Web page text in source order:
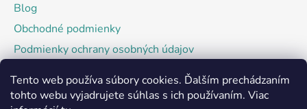
Tento web používa súbory cookies. Ďalším prechádzaním
tohto webu vyjadrujete súhlas s ich používaním. Viac
Blog
Obchodné podmienky
Podmienky ochrany osobných údajov
Facebook